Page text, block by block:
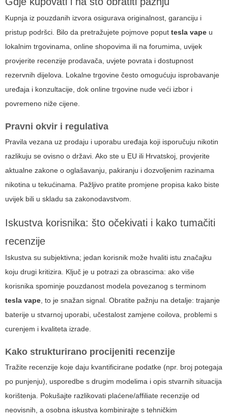
Kupnja iz pouzdanih izvora osigurava originalnost, garanciju i
pristup podršci. Bilo da pretražujete pojmove poput tesla vape u
lokalnim trgovinama, online shopovima ili na forumima, uvijek
provjerite recenzije prodavača, uvjete povrata i dostupnost
rezervnih dijelova. Lokalne trgovine često omogućuju isprobavanje
uređaja i konzultacije, dok online trgovine nude veći izbor i
povremeno niže cijene.
Pravni okvir i regulativa
Pravila vezana uz prodaju i uporabu uređaja koji isporučuju nikotin
razlikuju se ovisno o državi. Ako ste u EU ili Hrvatskoj, provjerite
aktualne zakone o oglašavanju, pakiranju i dozvoljenim razinama
nikotina u tekućinama. Pažljivo pratite promjene propisa kako biste
uvijek bili u skladu sa zakonodavstvom.
Iskustva korisnika: što očekivati i kako tumačiti
recenzije
Iskustva su subjektivna; jedan korisnik može hvaliti istu značajku
koju drugi kritizira. Ključ je u potrazi za obrascima: ako više
korisnika spominje pouzdanost modela povezanog s terminom
tesla vape, to je snažan signal. Obratite pažnju na detalje: trajanje
baterije u stvarnoj uporabi, učestalost zamjene coilova, problemi s
curenjem i kvaliteta izrade.
Kako strukturirano procijeniti recenzije
Tražite recenzije koje daju kvantificirane podatke (npr. broj potegaja
po punjenju), usporedbe s drugim modelima i opis stvarnih situacija
korištenja. Pokušajte razlikovati plaćene/affiliate recenzije od
neovisnih, a osobna iskustva kombinirajte s tehničkim